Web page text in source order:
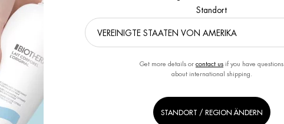
Standort
Get more details or contact us if you have questions
about international shipping.
STANDORT / REGION ÄNDERN